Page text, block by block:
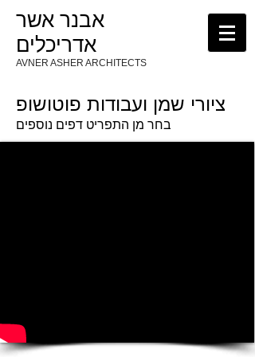
אבנר אשר
אדריכלים
AVNER ASHER ARCHITECTS
ציורי שמן ועבודות פוטושופ
בחר מן התפריט דפים נוספים